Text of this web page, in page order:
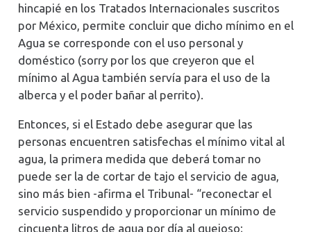
hincapié en los Tratados Internacionales suscritos
por México, permite concluir que dicho mínimo en el
Agua se corresponde con el uso personal y
doméstico (sorry por los que creyeron que el
mínimo al Agua también servía para el uso de la
alberca y el poder bañar al perrito).
Entonces, si el Estado debe asegurar que las
personas encuentren satisfechas el mínimo vital al
agua, la primera medida que deberá tomar no
puede ser la de cortar de tajo el servicio de agua,
sino más bien -afirma el Tribunal- “reconectar el
servicio suspendido y proporcionar un mínimo de
cincuenta litros de agua por día al quejoso;